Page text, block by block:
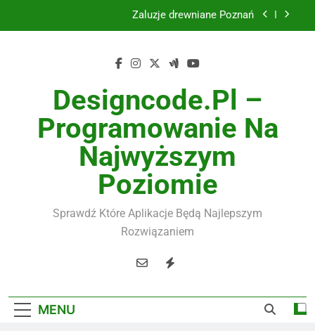
Żaluzje drewniane Poznań
Utylizacja odpadów Lublin
Żaluzje drewniane Poznań
Instalacje elektryczne Gdańsk
Designcode.pl –
Programowanie Na
Najwyższym
Poziomie
Sprawdź Które Aplikacje Będą Najlepszym
Rozwiązaniem
MENU